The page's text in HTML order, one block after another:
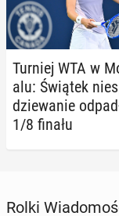
Turniej WTA w
alu: Świątek
dzie­wa­nie
1/8 finału
Rolki